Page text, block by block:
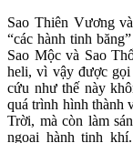
Sao Thiên Vương
“các hành tinh
Sao Mộc và Sao
heli, vì vậy được gọi
cứu như thế này
quá trình hình thành
Trời, mà còn làm
ngoại hành tinh